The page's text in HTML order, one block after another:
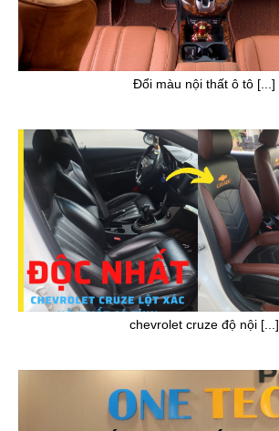
Đổi màu nội thất ô tô [...]
chevrolet cruze độ nội [...]